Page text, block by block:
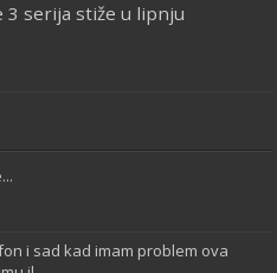
3 serija stiže u lipnju
i sad kad imam problem ova